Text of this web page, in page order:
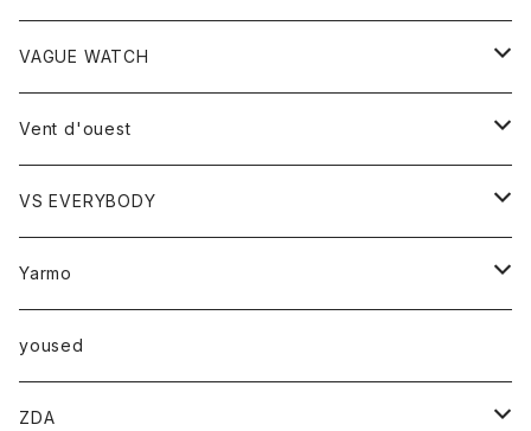
カットソー
セーター
ベスト
VAGUE WATCH
時計
Vent d'ouest
ボトム
スカート
トップス
ベスト
VS EVERYBODY
トップス
Ｔシャツ
Yarmo
アウター
コート
小物
yoused
ZDA